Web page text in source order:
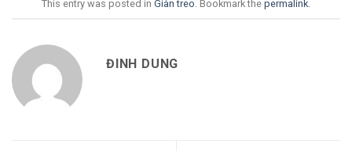
This entry was posted in Giàn treo. Bookmark the permalink.
ĐINH DUNG